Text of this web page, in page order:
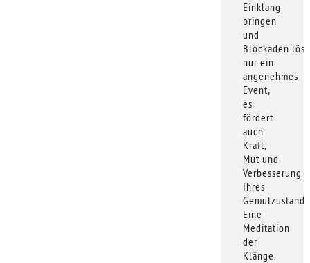
Einklang
bringen
und
Blockaden
nur ein
angenehmes
Event,
es
fördert
auch
Kraft,
Mut und
Verbesserung
Ihres
Eine
Meditation
der
Klänge.